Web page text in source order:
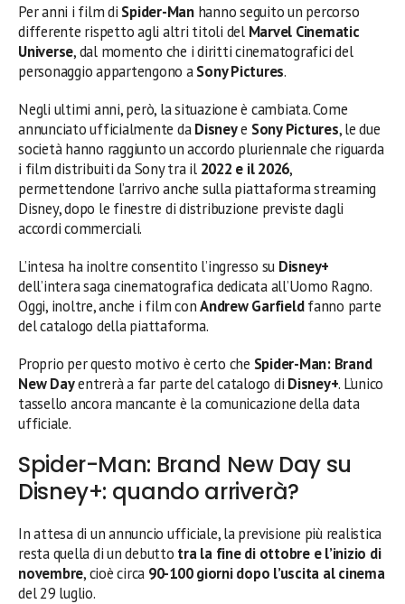
Per anni i film di Spider-Manhanno seguito un percorso
differente rispetto agli altri titoli del Marvel Cinematic
Universe, dal momento che i diritti cinematografici del
personaggio appartengono aSony Pictures.
Negli ultimi anni, però, la situazione è cambiata. Come
annunciato ufficialmente daDisneye Sony Pictures, le due
società hanno raggiunto un accordo pluriennale che riguarda
i film distribuiti da Sony tra il 2022 e il 2026,
permettendone l’arrivo anche sulla piattaforma streaming
Disney, dopo le finestre di distribuzione previste dagli
accordi commerciali.
L’intesa ha inoltre consentito l’ingresso su Disney+
dell’intera saga cinematografica dedicata all’Uomo Ragno.
Oggi, inoltre, anche i film conAndrew Garfieldfanno parte
del catalogo della piattaforma.
Proprio per questo motivo è certo che Spider-Man: Brand
New Dayentrerà a far parte del catalogo di Disney+. L’unico
tassello ancora mancante è la comunicazione della data
ufficiale.
Spider-Man: Brand New Day su
Disney+: quando arriverà?
In attesa di un annuncio ufficiale, la previsione più realistica
resta quella di un debutto tra la fine di ottobre e l’inizio di
novembre, cioè circa 90-100 giorni dopo l’uscita al cinema
del 29 luglio.